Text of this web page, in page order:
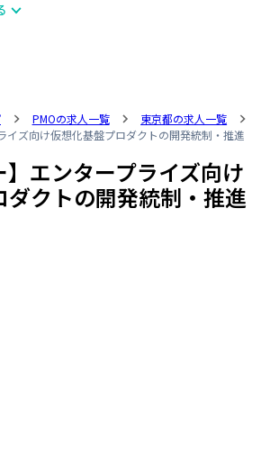
PMOの求人一覧
東京都の求人一覧
イズ向け仮想化基盤プロダクトの開発統制・推進
】エンタープライズ向け
クトの開発統制・推進